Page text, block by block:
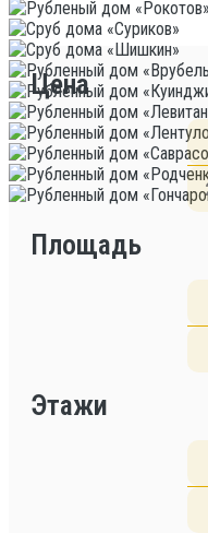
Цена
Площадь
Этажи